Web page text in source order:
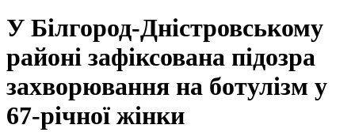
У Білгород-Дністровському
районі зафіксована підозра
захворювання на ботулізм у
67-річної жінки